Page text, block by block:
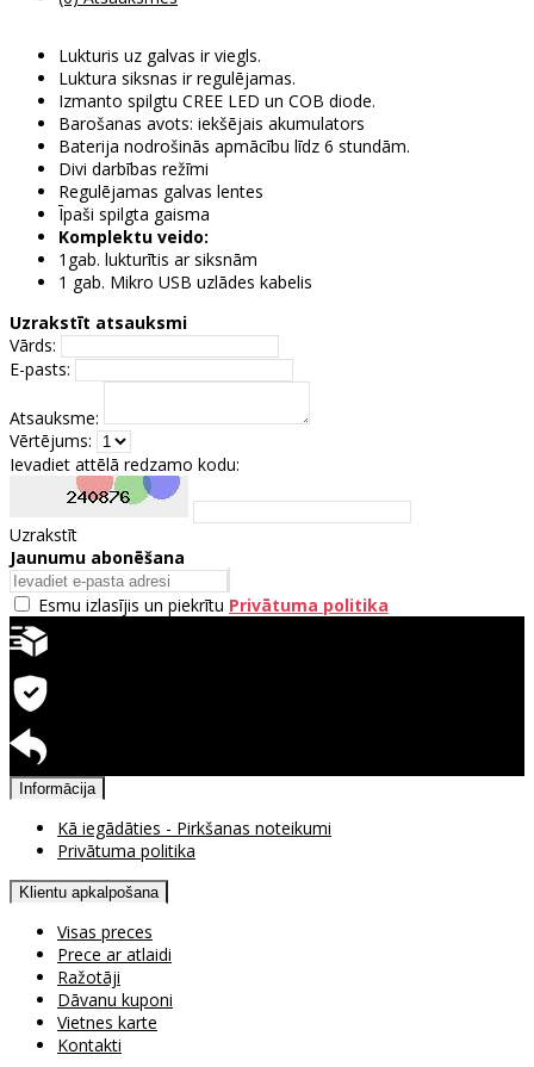
Lukturis uz galvas ir viegls.
Luktura siksnas ir regulējamas.
Izmanto spilgtu CREE LED un COB diode.
Barošanas avots: iekšējais akumulators
Baterija nodrošinās apmācību līdz 6 stundām.
Divi darbības režīmi
Regulējamas galvas lentes
Īpaši spilgta gaisma
Komplektu veido:
1gab. lukturītis ar siksnām
1 gab. Mikro USB uzlādes kabelis
Uzrakstīt atsauksmi
Vārds:
E-pasts:
Atsauksme:
Vērtējums:
Ievadiet attēlā redzamo kodu:
Uzrakstīt
Jaunumu abonēšana
Esmu izlasījis un piekrītu Privātuma politika
Informācija
Kā iegādāties - Pirkšanas noteikumi
Privātuma politika
Klientu apkalpošana
Visas preces
Prece ar atlaidi
Ražotāji
Dāvanu kuponi
Vietnes karte
Kontakti